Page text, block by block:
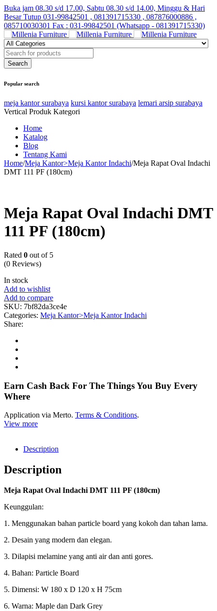
Buka jam 08.30 s/d 17.00, Sabtu 08.30 s/d 14.00, Minggu & Hari
Besar Tutup 031-99842501 , 081391715330 , 087876000886 ,
085710030301 Fax : 031-99842501 (Whatsapp - 081391715330)
Popular search
meja kantor surabaya kursi kantor surabaya lemari arsip surabaya
Vertical Produk Kategori
Home
Katalog
Blog
Tentang Kami
Home/Meja Kantor>Meja Kantor Indachi/Meja Rapat Oval Indachi
DMT 111 PF (180cm)
Meja Rapat Oval Indachi DMT
111 PF (180cm)
Rated 0 out of 5
(0 Reviews)
In stock
Add to wishlist
Add to compare
SKU: 7bf82da3ce4e
Categories: Meja Kantor>Meja Kantor Indachi
Share:
Earn Cash Back For The Things You Buy Every
Where
Application via Merto. Terms & Conditions.
View more
Description
Description
Meja Rapat Oval Indachi DMT 111 PF (180cm)
Keunggulan:
1. Menggunakan bahan particle board yang kokoh dan tahan lama.
2. Desain yang modern dan elegan.
3. Dilapisi melamine yang anti air dan anti gores.
4. Bahan: Particle Board
5. Dimensi: W 180 x D 120 x H 75cm
6. Warna: Maple dan Dark Grey